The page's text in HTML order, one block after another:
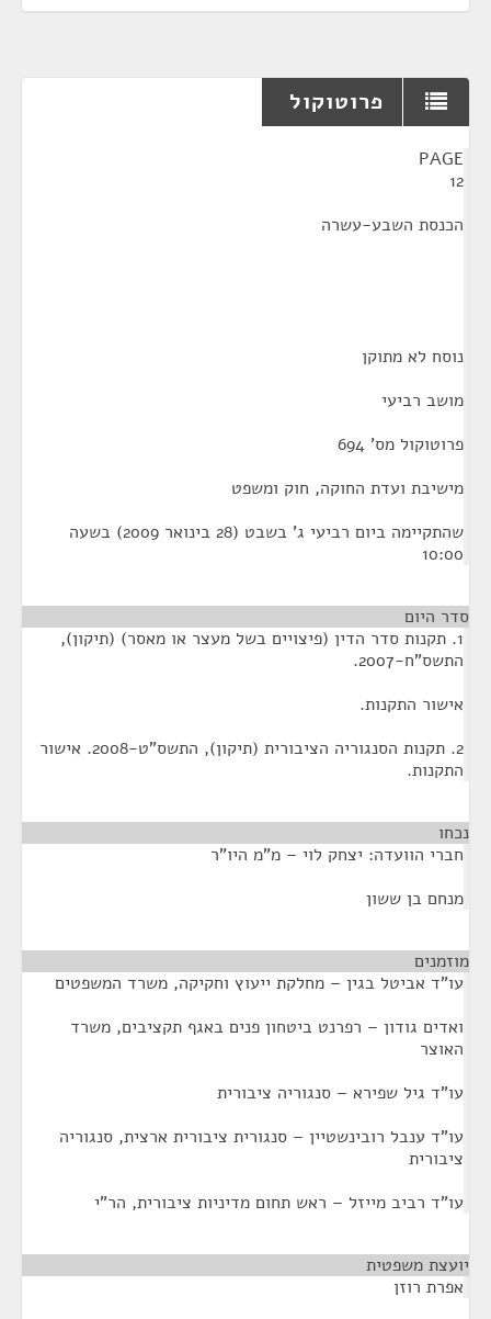
פרוטוקול
PAGE
12
הכנסת השבע-עשרה
נוסח לא מתוקן
מושב רביעי
פרוטוקול מס' 694
מישיבת ועדת החוקה, חוק ומשפט
שהתקיימה ביום רביעי ג' בשבט (28 בינואר 2009) בשעה
10:00
סדר היום
1. תקנות סדר הדין (פיצויים בשל מעצר או מאסר) (תיקון),
התשס"ח-2007.
אישור התקנות.
2. תקנות הסנגוריה הציבורית (תיקון), התשס"ט-2008. אישור
התקנות.
נכחו
חברי הוועדה: יצחק לוי – מ"מ היו"ר
מנחם בן ששון
מוזמנים
עו"ד אביטל בגין – מחלקת ייעוץ וחקיקה, משרד המשפטים
ואדים גודון – רפרנט ביטחון פנים באגף תקציבים, משרד
האוצר
עו"ד גיל שפירא – סנגוריה ציבורית
עו"ד ענבל רובינשטיין – סנגורית ציבורית ארצית, סנגוריה
ציבורית
עו"ד רביב מייזל – ראש תחום מדיניות ציבורית, הר"י
יועצת משפטית
אפרת רוזן